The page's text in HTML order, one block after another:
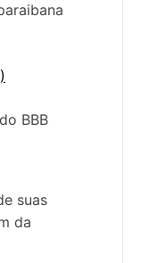
suas
da